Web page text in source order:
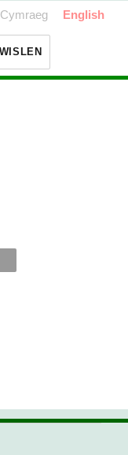
Cymraeg English